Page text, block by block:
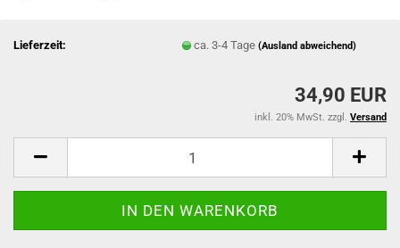
Lieferzeit: ca. 3-4 Tage(Ausland abweichend)
34,90 EUR
inkl. 20% MwSt. zzgl. Versand